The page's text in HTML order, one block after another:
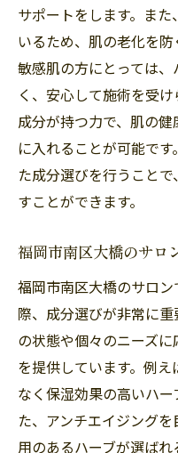
サポートをします。ま
いるため、肌の老化を防
敏感肌の方にとっては
く、安心して施術を受
成分が持つ力で、肌の
に入れることが可能で
た成分選びを行うこと
すことができます。
福岡市南区大橋のサロ
福岡市南区大橋のサロ
際、成分選びが非常に
の状態や個々のニーズ
を提供しています。例
なく保湿効果の高いハ
た、アンチエイジング
用のあるハーブが選ば